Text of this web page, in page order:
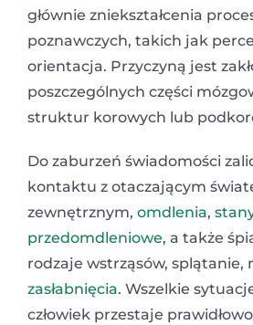
głównie zniekształcenia
poznawczych, takich jak
orientacja. Przyczyną jest
poszczególnych części
struktur korowych lub
Do zaburzeń świadomości
kontaktu z otaczającym
zewnętrznym, omdlenia,
przedomdleniowe, a także
rodzaje wstrząsów, splątanie,
zasłabnięcia. Wszelkie
człowiek przestaje